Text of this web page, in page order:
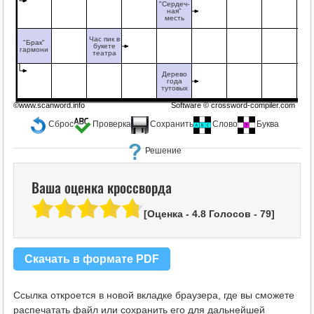
Сброс Проверка Сохранить Слово Буква
Решение
"Сердеч-
ная"
месть
"Брак"
гармони
Час пик в
букете
театра
Дерево
года
тутовых
©www.scanword.info Software ©crossword-compiler.com
Ваша оценка кроссворда
[Оценка - 4.8Голосов - 79]
Скачать в формате PDF
Ссылка откроется в новой вкладке браузера, где вы сможете
распечатать файл или сохранить его для дальнейшей